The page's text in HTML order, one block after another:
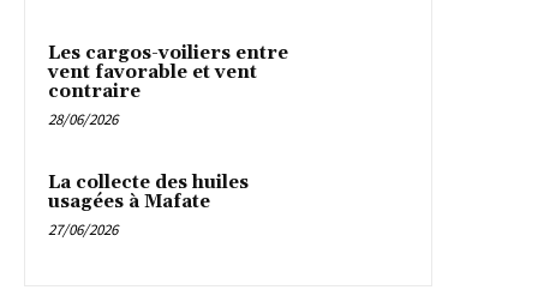
Les cargos-voiliers entre
vent favorable et vent
contraire
28/06/2026
La collecte des huiles
usagées à Mafate
27/06/2026